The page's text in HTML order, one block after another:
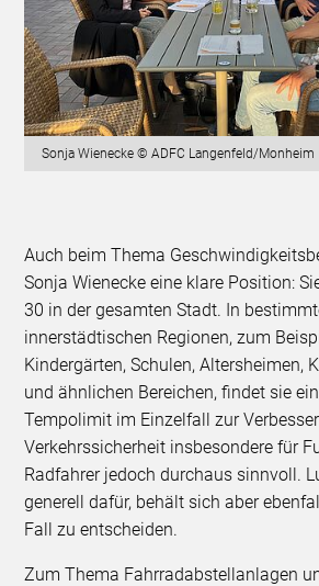
Sonja Wienecke © ADFC Langenfeld/Monheim
Auch beim Thema
Sonja Wienecke eine klare Position:
30 in der gesamten Stadt. In
innerstädtischen Regionen, zum
Kindergärten, Schulen, Altersheimen,
und ähnlichen Bereichen, findet sie
Tempolimit im Einzelfall zur
Verkehrssicherheit insbesondere für
Radfahrer jedoch durchaus sinnvoll.
generell dafür, behält sich aber
Fall zu entscheiden.
Zum Thema Fahrradabstellanlagen